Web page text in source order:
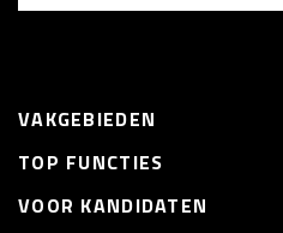
VAKGEBIEDEN
TOP FUNCTIES
VOOR KANDIDATEN